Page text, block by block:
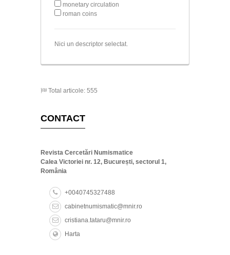
monetary circulation
roman coins
Nici un descriptor selectat.
Total articole: 555
CONTACT
Revista Cercetări Numismatice
Calea Victoriei nr. 12, București, sectorul 1,
România
+0040745327488
cabinetnumismatic@mnir.ro
cristiana.tataru@mnir.ro
Harta